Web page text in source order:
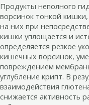
Продукты неполного
ворсинок тонкой кишки,
на них при
кишки уплощается и
определяется резкое
кишечных ворсинок,
повреждением
углубление крипт. В
взаимодействия
снижается активность